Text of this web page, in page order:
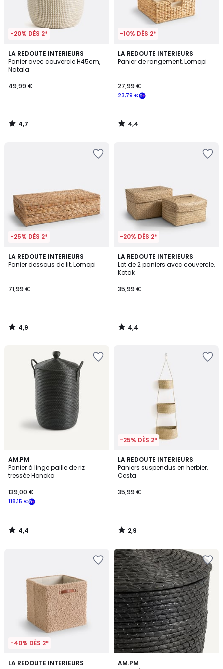
-20% DÈS 2*
LA REDOUTE INTERIEURS
Panier avec couvercle H45cm,
Natala
49,99 €
4,7
/ 5
4,7
/
-10% DÈS 2*
LA REDOUTE INTERIEURS
Panier de rangement, Lomopi
23,79 €
27,99 €
4,4
/ 5
4,4
/
-25% DÈS 2*
LA REDOUTE INTERIEURS
Panier dessous de lit, Lomopi
71,99 €
4,9
/ 5
4,9
/
-20% DÈS 2*
LA REDOUTE INTERIEURS
Lot de 2 paniers avec couvercle,
Kotak
35,99 €
4,4
/ 5
4,4
/
AM.PM
Panier à linge paille de riz
tressée Honoka
118,15 €
139,00 €
4,4
/ 5
4,4
/
-25% DÈS 2*
LA REDOUTE INTERIEURS
Paniers suspendus en herbier,
Cesta
35,99 €
2,9
/ 5
2,9
/
-40% DÈS 2*
LA REDOUTE INTERIEURS
5
AM.PM
3,8